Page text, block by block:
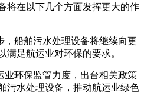
将在以下几个方面发挥更大的作
，船舶污水处理设备将继续向更
满足航运业对环保的要求。
业环保监管力度，出台相关政策
污水处理设备，推动航运业绿色